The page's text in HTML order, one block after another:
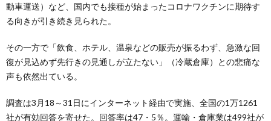
動車運送）など、国内でも接種が始まったコロナワクチンに期待す
る向きが引き続き見られた。
その一方で「飲食、ホテル、温泉などの販売が振るわず、急激な回
復が見込めず先行きの見通しが立たない」（冷蔵倉庫）との悲痛な
声も依然出ている。
調査は3月18～31日にインターネット経由で実施、全国の1万1261
社が有効回答を寄せた。回答率は47・5％。運輸・倉庫業は499社が